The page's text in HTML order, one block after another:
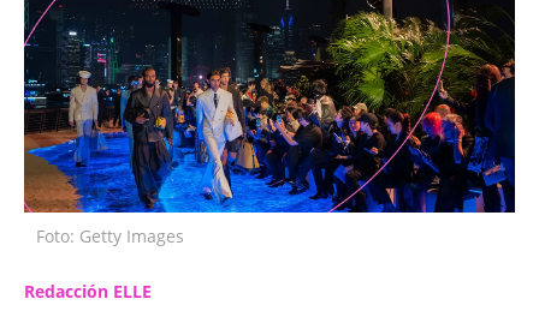
Foto: Getty Images
Redacción ELLE